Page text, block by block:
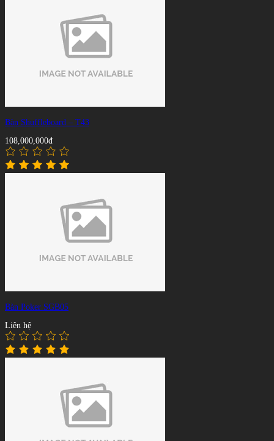
Bàn Shuffleboard – T43
108,000,000đ
Bàn Poker SGB05
Liên hệ